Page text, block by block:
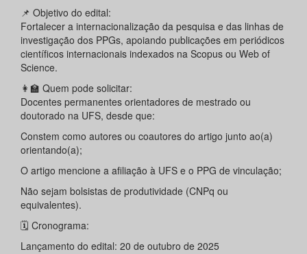
📌 Objetivo do edital:
Fortalecer a internacionalização da pesquisa e das linhas de
investigação dos PPGs, apoiando publicações em periódicos
científicos internacionais indexados na Scopus ou Web of
Science.
👩‍🏫 Quem pode solicitar:
Docentes permanentes orientadores de mestrado ou
doutorado na UFS, desde que:
Constem como autores ou coautores do artigo junto ao(a)
orientando(a);
O artigo mencione a afiliação à UFS e o PPG de vinculação;
Não sejam bolsistas de produtividade (CNPq ou
equivalentes).
🗓️ Cronograma:
Lançamento do edital: 20 de outubro de 2025